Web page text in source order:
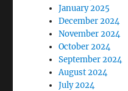
January 2025
December 2024
November 2024
October 2024
September 2024
August 2024
July 2024